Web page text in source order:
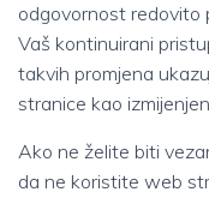
odgovornost redovito
Vaš kontinuirani
takvih promjena
stranice kao
Ako ne želite biti
da ne koristite web